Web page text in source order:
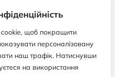
щоб покращити
персоналізовану
наш трафік. Натиснувши
на використання